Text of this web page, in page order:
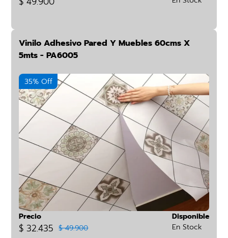
Vinilo Adhesivo Pared Y Muebles 60cms X
5mts - PA6005
35% Off
Precio
$ 32.435 $ 49.900
Disponible
En Stock